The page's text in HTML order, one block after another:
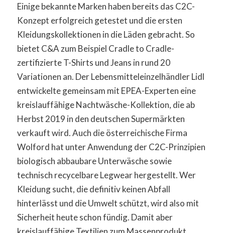
Einige bekannte Marken haben bereits das C2C-
Konzept erfolgreich getestet und die ersten
Kleidungskollektionen in die Läden gebracht. So
bietet C&A zum Beispiel Cradle to Cradle-
zertifizierte T-Shirts und Jeans in rund 20
Variationen an. Der Lebensmitteleinzelhändler Lidl
entwickelte gemeinsam mit EPEA-Experten eine
kreislauffähige Nachtwäsche-Kollektion, die ab
Herbst 2019 in den deutschen Supermärkten
verkauft wird. Auch die österreichische Firma
Wolford hat unter Anwendung der C2C-Prinzipien
biologisch abbaubare Unterwäsche sowie
technisch recycelbare Legwear hergestellt. Wer
Kleidung sucht, die definitiv keinen Abfall
hinterlässt und die Umwelt schützt, wird also mit
Sicherheit heute schon fündig. Damit aber